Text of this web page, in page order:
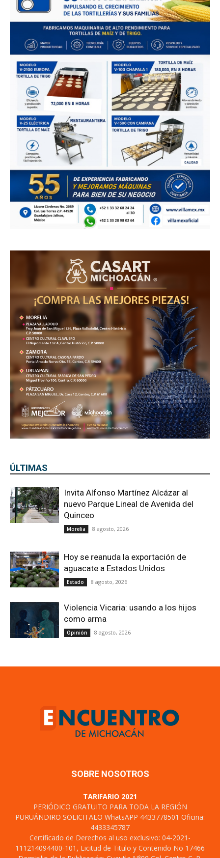
ÚLTIMAS
Invita Alfonso Martínez Alcázar al
nuevo Parque Lineal de Avenida del
Quinceo
Morelia 8 agosto, 2026
Hoy se reanuda la exportación de
aguacate a Estados Unidos
Estado 8 agosto, 2026
Violencia Vicaria: usando a los hijos
como arma
Opinión 8 agosto, 2026
SOBRE NOSOTROS
TARIFARIO 2021
PERIÓDICO GRATUITO PARA TODA LA REGIÓN
PURUÁNDIRO SOLICITALO WhatsAPP 4433778501 Oficina:
4433345787
Certificado de Derechos al uso exclusivo: 04-2021-
111214094400-101, Licitud de Titulo y Contenido No 17466